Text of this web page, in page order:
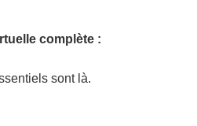
complète :
sont là.